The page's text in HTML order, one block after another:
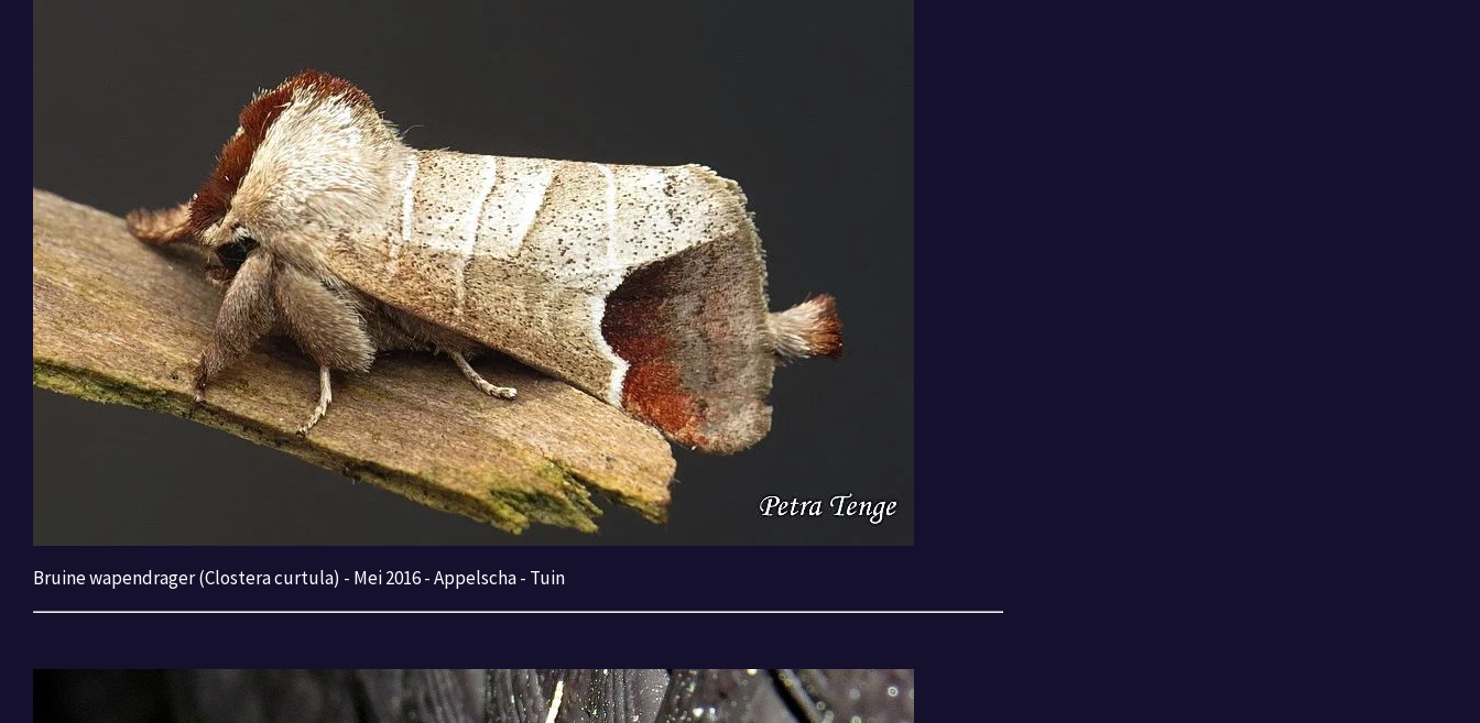
Bruine wapendrager (Clostera curtula) - Mei 2016 - Appelscha - Tuin